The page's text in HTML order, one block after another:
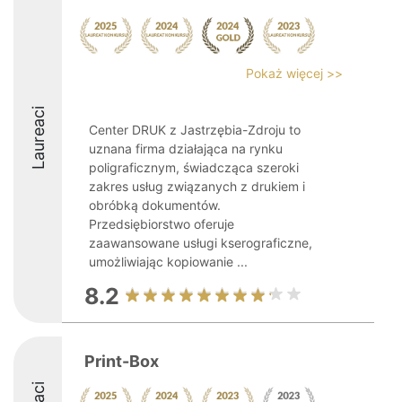
Laureaci
Pokaż więcej >>
Center DRUK z Jastrzębia-Zdroju to
uznana firma działająca na rynku
poligraficznym, świadcząca szeroki
zakres usług związanych z drukiem i
obróbką dokumentów.
Przedsiębiorstwo oferuje
zaawansowane usługi kserograficzne,
umożliwiając kopiowanie ...
8.2
Print-Box